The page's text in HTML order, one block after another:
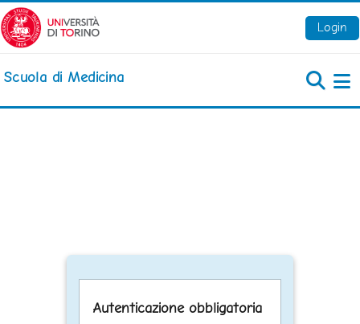
Vai al contenuto principale
Login
Scuola di Medicina
Autenticazione obbligatoria